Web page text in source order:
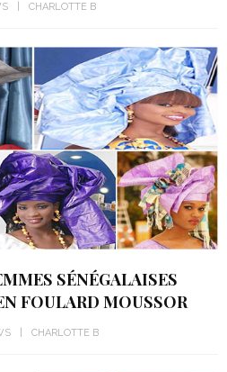
CHARLOTTE B
SÉNÉGALAISES
FOULARD MOUSSOR
CHARLOTTE B